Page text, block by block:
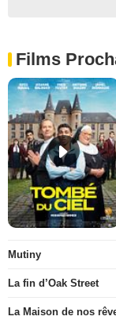
Films
Mutiny
La fin d’Oak Street
La Maison de nos